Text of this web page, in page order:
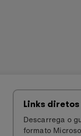
Links diretos
Descarrega o
formato